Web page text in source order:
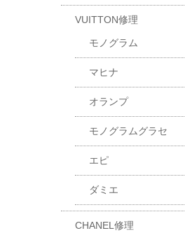
VUITTON修理
モノグラム
マヒナ
オランプ
モノグラムグラセ
エピ
ダミエ
CHANEL修理